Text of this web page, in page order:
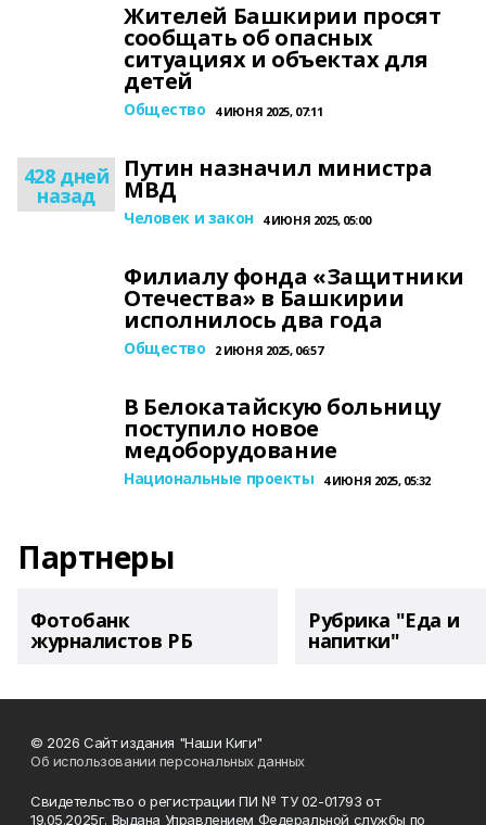
Жителей Башкирии просят
сообщать об опасных
ситуациях и объектах для
детей
Общество 4 ИЮНЯ 2025, 07:11
428 дней
назад
Путин назначил министра
МВД
Человек и закон 4 ИЮНЯ 2025, 05:00
Филиалу фонда «Защитники
Отечества» в Башкирии
исполнилось два года
Общество 2 ИЮНЯ 2025, 06:57
В Белокатайскую больницу
поступило новое
медоборудование
Национальные проекты 4 ИЮНЯ 2025, 05:32
Партнеры
Фотобанк
журналистов РБ
Рубрика "Еда и
напитки"
© 2026 Сайт издания "Наши Киги"
Об использовании персональных данных
Свидетельство о регистрации ПИ № ТУ 02-01793 от
19.05.2025г. Выдана Управлением Федеральной службы по